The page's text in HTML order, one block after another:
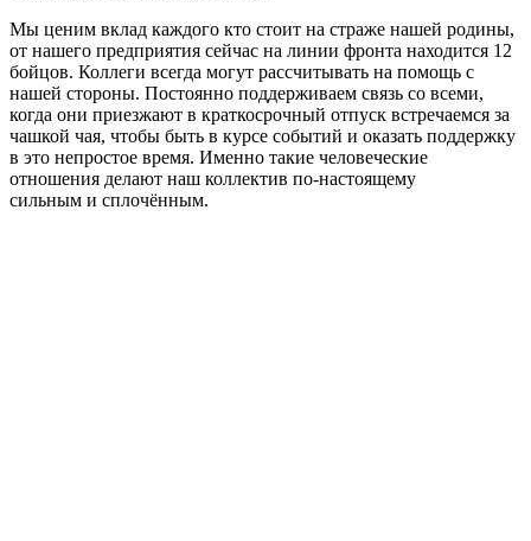
Мы ценим вклад каждого кто стоит на страже нашей родины,
от нашего предприятия сейчас на линии фронта находится 12
бойцов. Коллеги всегда могут рассчитывать на помощь с
нашей стороны. Постоянно поддерживаем связь со всеми,
когда они приезжают в краткосрочный отпуск встречаемся за
чашкой чая, чтобы быть в курсе событий и оказать поддержку
в это непростое время. Именно такие человеческие
отношения делают наш коллектив по-настоящему
сильным и сплочённым.